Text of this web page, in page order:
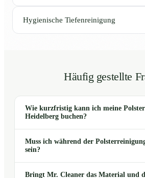
Hygienische Tiefenreinigung
Häufig gestellte
Wie kurzfristig kann ich meine
Heidelberg buchen?
Muss ich während der
sein?
Bringt Mr. Cleaner das Material und